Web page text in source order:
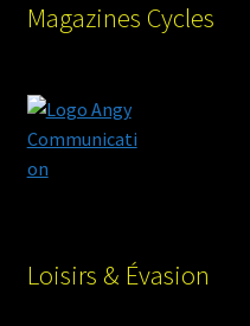
Magazines Cycles
Loisirs & Évasion